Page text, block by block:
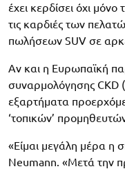
έχει κερδίσει όχι
τις καρδιές των
πωλήσεων SUV σε
Αν και η Ευρωπαϊκή
συναρμολόγησης CKD
εξαρτήματα
‘τοπικών’
«Είμαι μεγάλη μέρα η
Neumann. «Μετά την